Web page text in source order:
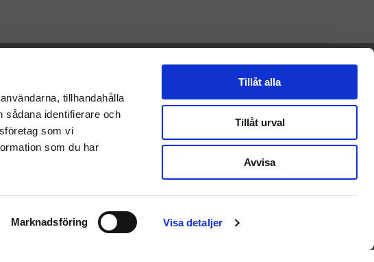
tillhandahålla
sådana identifierare och
som vi
som du har
Marknadsföring Visa detaljer
Tillåt alla
Tillåt urval
Avvisa
E-mail: Kontakt@presenteriet.se